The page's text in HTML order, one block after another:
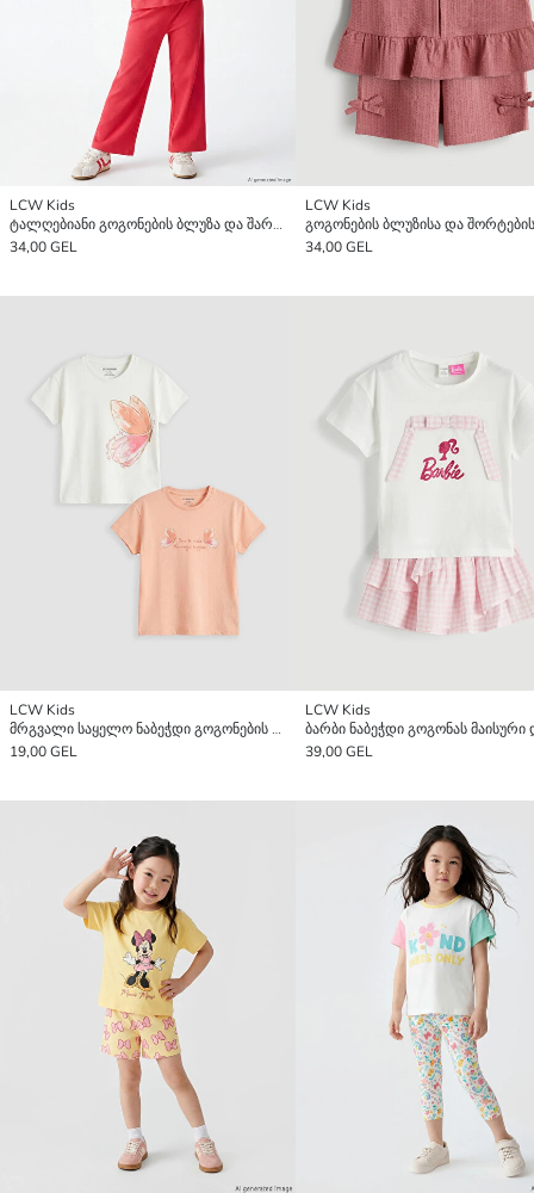
LCW Kids
ტალღებიანი გოგონების ბლუზა და შარვალი
34,00 GEL
LCW Kids
34,00 GEL
LCW Kids
მრგვალი საყელო ნაბეჭდი გოგონების მაისური 2 შეკვრა
19,00 GEL
LCW Kids
39,00 GEL